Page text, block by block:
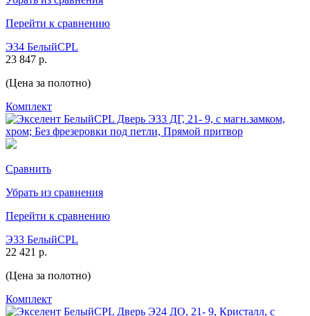
Перейти к сравнению
Э34 БелыйCPL
23 847 р.
(Цена за полотно)
Комплект
Сравнить
Убрать из сравнения
Перейти к сравнению
Э33 БелыйCPL
22 421 р.
(Цена за полотно)
Комплект